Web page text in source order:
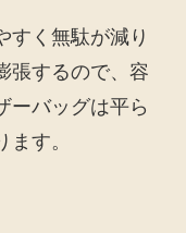
すく無駄が減り
張するので、容
ーバッグは平ら
す。